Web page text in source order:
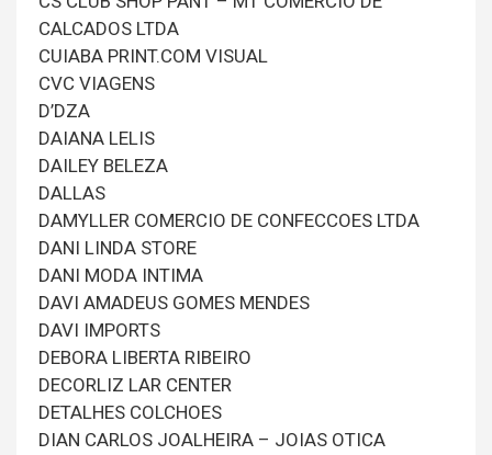
CALCADOS LTDA
CUIABA PRINT.COM VISUAL
CVC VIAGENS
D’DZA
DAIANA LELIS
DAILEY BELEZA
DALLAS
DAMYLLER COMERCIO DE CONFECCOES LTDA
DANI LINDA STORE
DANI MODA INTIMA
DAVI AMADEUS GOMES MENDES
DAVI IMPORTS
DEBORA LIBERTA RIBEIRO
DECORLIZ LAR CENTER
DETALHES COLCHOES
DIAN CARLOS JOALHEIRA – JOIAS OTICA